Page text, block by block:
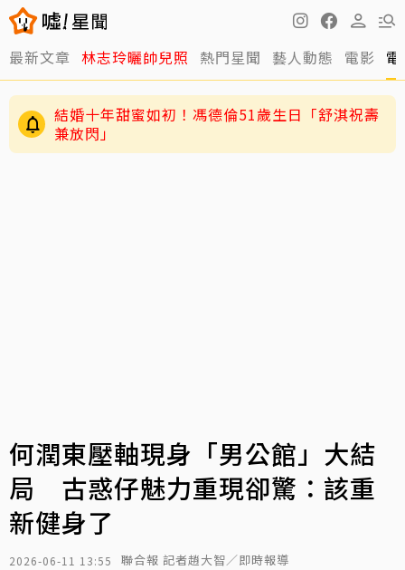
最新文章 林志玲曬帥兒照 熱門星聞 藝人動態 電影
結婚十年甜蜜如初！馮德倫51歲生日「舒淇祝壽
兼放閃」
何潤東壓軸現身「男公館」大結
局 古惑仔魅力重現卻驚：該重
新健身了
2026-06-11 13:55 聯合報 記者趙大智／即時報導